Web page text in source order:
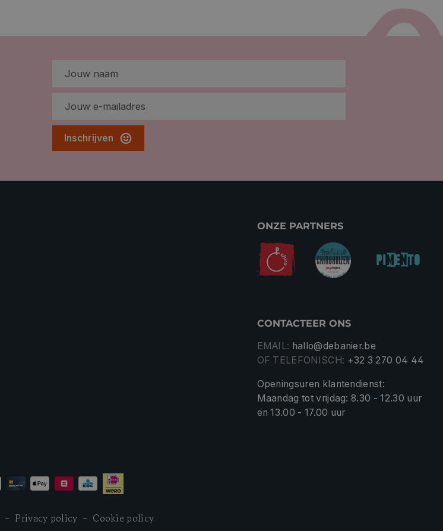
Inschrijven
ONZE PARTNERS
CONTACTEER ONS
EMAIL: hallo@debanier.be
OF TELEFONISCH: +32 3 270 04 44
Openingsuren klantendienst:
Maandag tot vrijdag: 8.30 - 12.30 uur
en 13.00 - 17.00 uur
Privacy policy Cookie policy